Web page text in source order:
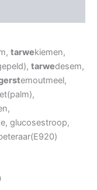
tarwekiemen,
tarwedesem,
emoutmeel,
glucosestroop,